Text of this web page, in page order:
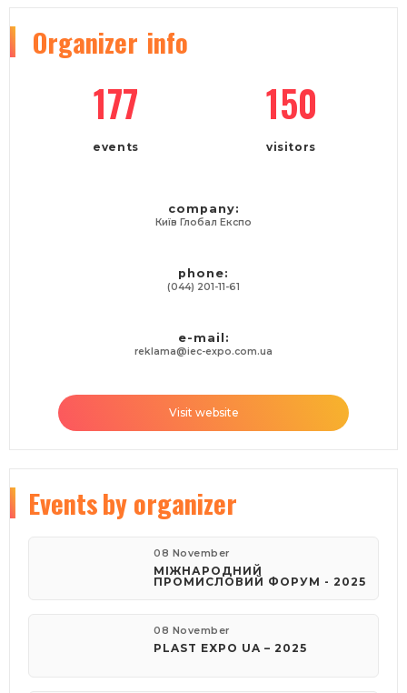
Organizer info
177
events
150
visitors
company:
Київ Глобал Експо
phone:
(044) 201-11-61
e-mail:
reklama@iec-expo.com.ua
Visit website
Eventsby organizer
08 November
МІЖНАРОДНИЙ
ПРОМИСЛОВИЙ ФОРУМ - 2025
08 November
PLAST EXPO UA – 2025